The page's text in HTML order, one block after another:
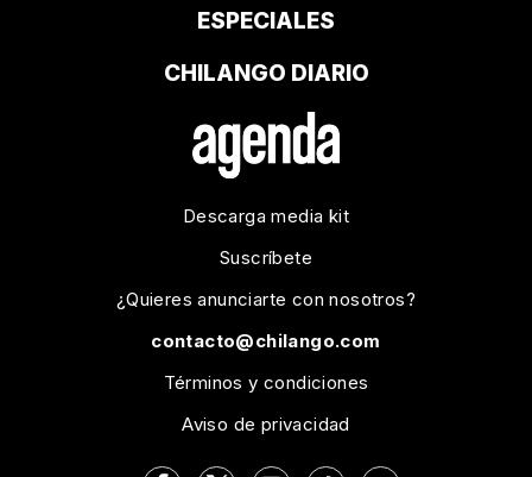
ESPECIALES
CHILANGO DIARIO
Descarga media kit
Suscríbete
¿Quieres anunciarte con nosotros?
contacto@chilango.com
Términos y condiciones
Aviso de privacidad